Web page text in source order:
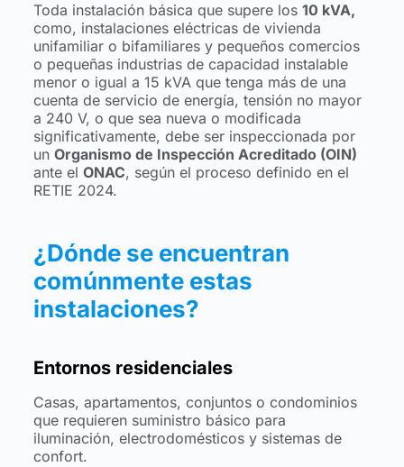
Toda instalación básica que supere los 10 kVA,
como, instalaciones eléctricas de vivienda
unifamiliar o bifamiliares y pequeños comercios
o pequeñas industrias de capacidad instalable
menor o igual a 15 kVA que tenga más de una
cuenta de servicio de energía, tensión no mayor
a 240 V, o que sea nueva o modificada
significativamente, debe ser inspeccionada por
un Organismo de Inspección Acreditado (OIN)
ante el ONAC, según el proceso definido en el
RETIE 2024.
¿Dónde se encuentran
comúnmente estas
instalaciones?
Entornos residenciales
Casas, apartamentos, conjuntos o condominios
que requieren suministro básico para
iluminación, electrodomésticos y sistemas de
confort.